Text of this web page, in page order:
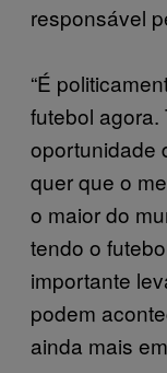
responsável
“É
futebol agora.
oportunidade
quer que o
o maior do
tendo o
importante
podem
ainda mais